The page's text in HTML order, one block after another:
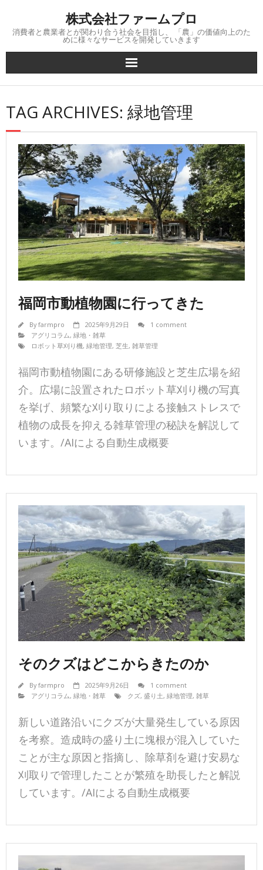
content
株式会社ファームプロ
消費者と農業者とが関わり合う社会を目指し、 「農」の価値向上のた
めに様々なサービスを開発していきます
TAG ARCHIVES: 緑地管理
福岡市動植物園に行ってきた
Byfarmpro 2025年9月29日
1 comment
アグリコラム, 緑地・雑草
ロボット草刈り機, 緑地管理, 芝生, 雑草管理
福岡市動植物園にある研修施設と芝生広場を紹
介。広場に設置されたロボット草刈り機の写真
を挙げ、頻繁な刈り取りによる接触ストレスで
植物の成長を抑える雑草管理の秘訣を解説して
います。/AIによる自動生成概要
そのクズはどこからきたのか
Byfarmpro 2025年9月26日
1 comment
アグリコラム, 緑地・雑草 クズ, 盛り土, 緑地管理, 雑草
新しい道路沿いにクズが大量発生している原因
を考察。造成時の盛り土に塊根が混入していた
ことが主な原因と指摘し、除草剤を避け安易な
刈取りで管理したことが繁殖を助長したと解説
しています。/AIによる自動生成概要